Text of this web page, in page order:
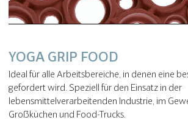
YOGA GRIP FOOD
Ideal für alle Arbeitsbereiche, in denen eine
gefordert wird. Speziell für den Einsatz in der
lebensmittelverarbeitenden Industrie, im
Großküchen und Food-Trucks.